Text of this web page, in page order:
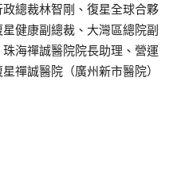
總裁林智剛、復星全球合夥
健康副總裁、大灣區總院副
海禪誠醫院院長助理、營運
禪誠醫院（廣州新市醫院）